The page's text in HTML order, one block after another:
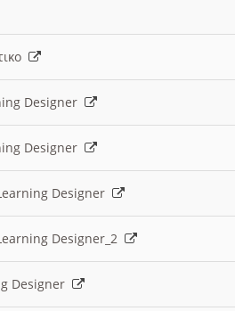
Designer
Designer
Designer
Designer_2
Designer